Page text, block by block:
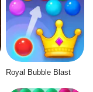
Royal Bubble Blast